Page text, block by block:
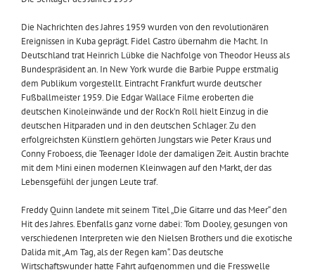
Die Nachrichten des Jahres 1959 wurden von den revolutionären
Ereignissen in Kuba geprägt. Fidel Castro übernahm die Macht. In
Deutschland trat Heinrich Lübke die Nachfolge von Theodor Heuss als
Bundespräsident an. In New York wurde die Barbie Puppe erstmalig
dem Publikum vorgestellt. Eintracht Frankfurt wurde deutscher
Fußballmeister 1959. Die Edgar Wallace Filme eroberten die
deutschen Kinoleinwände und der Rock’n Roll hielt Einzug in die
deutschen Hitparaden und in den deutschen Schlager. Zu den
erfolgreichsten Künstlern gehörten Jungstars wie Peter Kraus und
Conny Froboess, die Teenager Idole der damaligen Zeit. Austin brachte
mit dem Mini einen modernen Kleinwagen auf den Markt, der das
Lebensgefühl der jungen Leute traf.
Freddy Quinn landete mit seinem Titel „Die Gitarre und das Meer“ den
Hit des Jahres. Ebenfalls ganz vorne dabei: Tom Dooley, gesungen von
verschiedenen Interpreten wie den Nielsen Brothers und die exotische
Dalida mit „Am Tag, als der Regen kam“. Das deutsche
Wirtschaftswunder hatte Fahrt aufgenommen und die Fresswelle